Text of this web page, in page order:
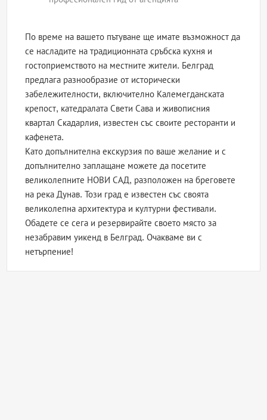
По време на вашето пътуване ще имате възможност да
се насладите на традиционната сръбска кухня и
гостоприемството на местните жители. Белград
предлага разнообразие от исторически
забележителности, включително Калемегданската
крепост, катедралата Свети Сава и живописния
квартал Скадарлия, известен със своите ресторанти и
кафенета.
Като допълнителна екскурзия по ваше желание и с
допълнително заплащане можете да посетите
великолепните НОВИ САД, разположен на бреговете
на река Дунав. Този град е известен със своята
великолепна архитектура и културни фестивали.
Обадете се сега и резервирайте своето място за
незабравим уикенд в Белград. Очакваме ви с
нетърпение!